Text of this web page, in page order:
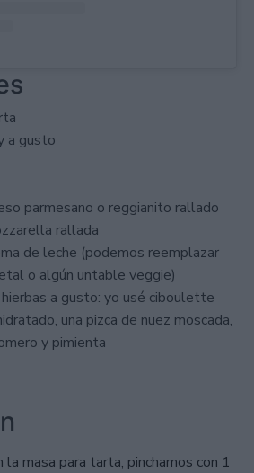
a gusto
parmesano o reggianito rallado
rallada
de leche (podemos reemplazar
o algún untable veggie)
a gusto: yo usé ciboulette
una pizca de nuez moscada,
y pimienta
la masa para tarta, pinchamos con 1